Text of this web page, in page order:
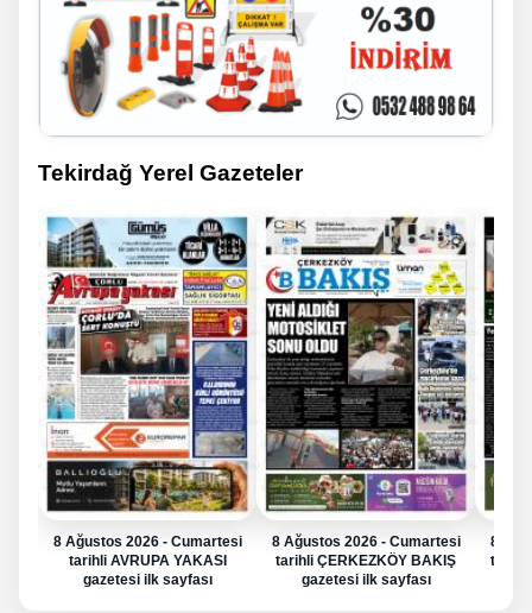
Tekirdağ Yerel Gazeteler
8 Ağustos 2026 - Cumartesi
tarihli AVRUPA YAKASI
gazetesi ilk sayfası
8 Ağustos 2026 - Cumartesi
tarihli ÇERKEZKÖY BAKIŞ
gazetesi ilk sayfası
8
tarihli